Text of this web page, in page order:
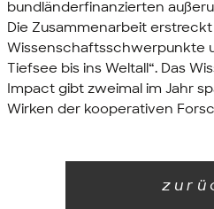
bundländerfinanzierten
Die Zusammenarbeit
Wissenschaftsschwerpunkte
Tiefsee bis ins Weltall“. Das
Impact gibt zweimal im Jahr
Wirken der kooperativen